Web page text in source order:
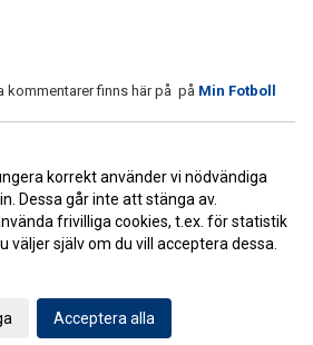
kommentarer finns här på på Min Fotboll
Webbversion
korrekt använder vi nödvändiga
Dessa går inte att stänga av.
frivilliga cookies, t.ex. för statistik
väljer själv om du vill acceptera dessa.
Acceptera alla